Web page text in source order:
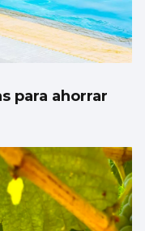
para ahorrar